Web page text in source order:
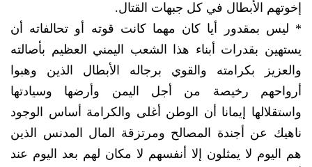
إخوتهم الأبطال في كل جبهات القتال.
* ليس بمقدور أيا كان مهما كانت قوته أو تحالفاته أن
يستهين بقدرات أبناء هذا الشعب اليمني العظيم بأصالته
والعزيز بكرامته والقوي برجاله الأبطال الذين وهبوا
أرواحهم رخيصة من أجل اليمن وأرضها وسيادتها
واستقلالها إيمانا أن الوطن أغلى والكرامة أساس الوجود
ناهيك عن أجندة المصالح ومرتزقة المال المدنس الذين
هم اليوم لا يمثلون إلا أنفسهم لا مكان لهم بعد اليوم عند